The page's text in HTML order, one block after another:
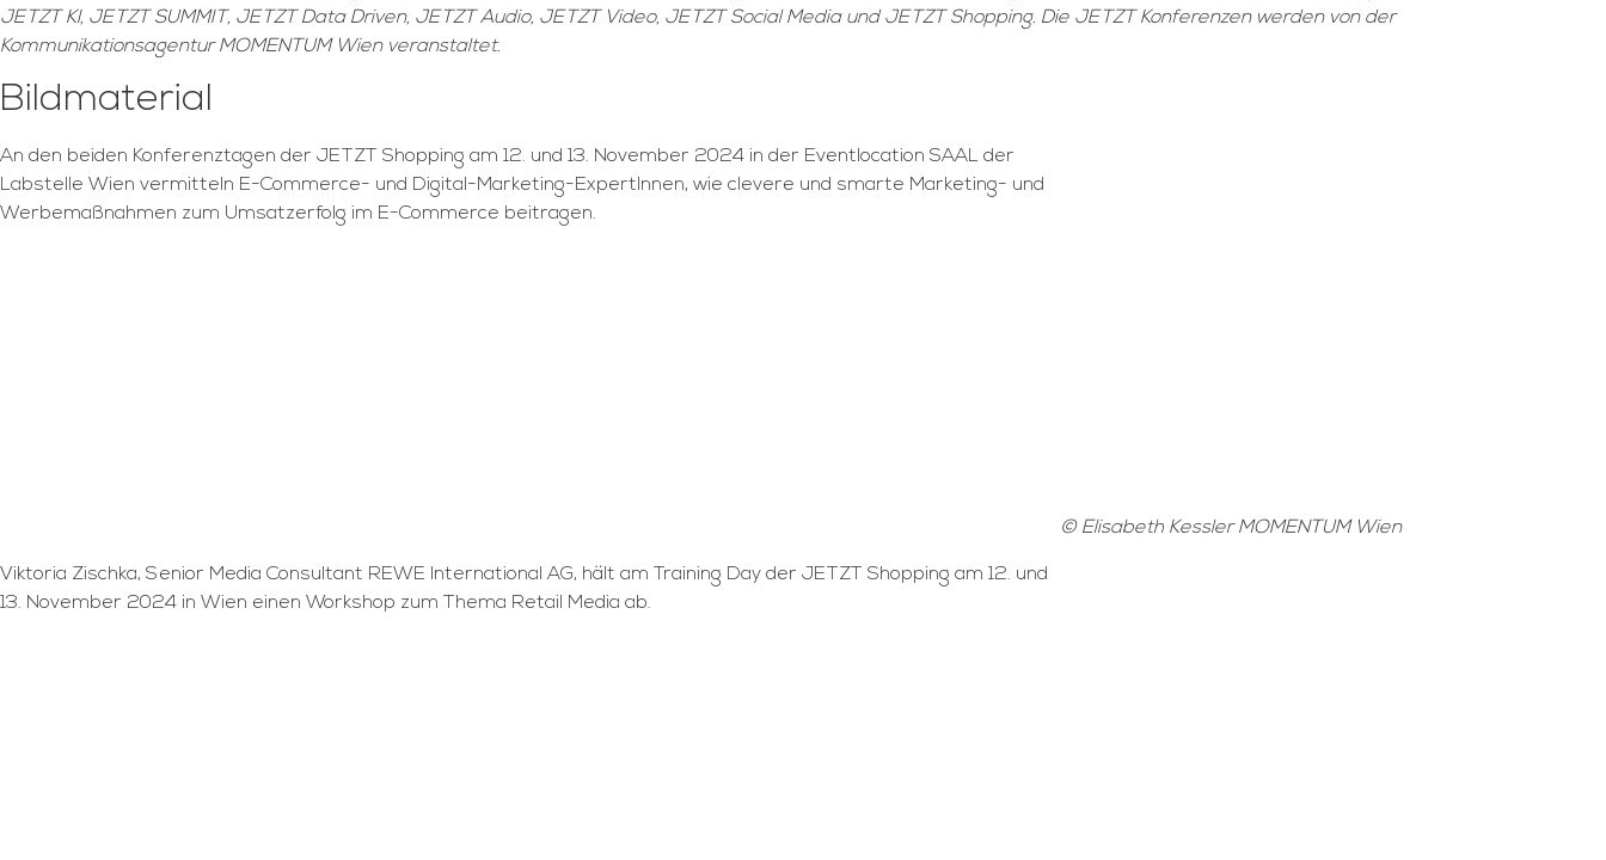
JETZT KI, JETZT SUMMIT, JETZT Data Driven, JETZT Audio, JETZT Video, JETZT Social Media und JETZT Shopping. Die JETZT Konferenzen werden von der
Kommunikationsagentur MOMENTUM Wien veranstaltet.
Bildmaterial
An den beiden Konferenztagen der JETZT Shopping am 12. und 13. November 2024 in der Eventlocation SAAL der
Labstelle Wien vermitteln E-Commerce- und Digital-Marketing-ExpertInnen, wie clevere und smarte Marketing- und
Werbemaßnahmen zum Umsatzerfolg im E-Commerce beitragen.
© Elisabeth Kessler MOMENTUM Wien
Viktoria Zischka, Senior Media Consultant REWE International AG, hält am Training Day der JETZT Shopping am 12. und
13. November 2024 in Wien einen Workshop zum Thema Retail Media ab.